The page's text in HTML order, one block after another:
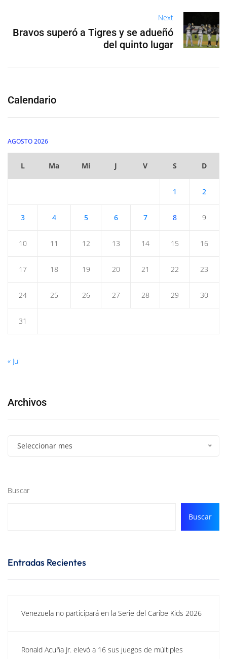
Next
Bravos superó a Tigres y se adueñó
del quinto lugar
Calendario
AGOSTO 2026
L Ma Mi J V S D
1 2
3 4 5 6 7 8 9
10 11 12 13 14 15 16
17 18 19 20 21 22 23
24 25 26 27 28 29 30
31
« Jul
Archivos
Seleccionar mes
Buscar
Buscar
Entradas Recientes
Venezuela no participará en la Serie del Caribe Kids 2026
Ronald Acuña Jr. elevó a 16 sus juegos de múltiples